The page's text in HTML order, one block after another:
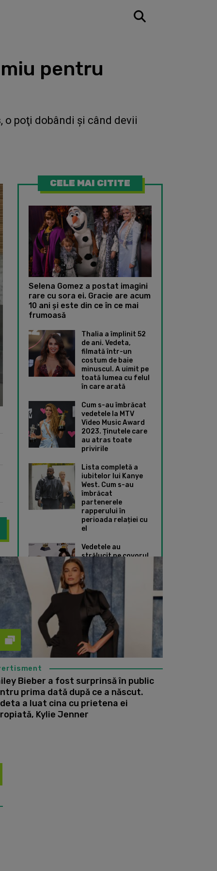
pentru
o poţi dobândi şi când devii
CELE MAI CITITE
Selena Gomez a postat imagini
rare cu sora ei. Gracie are acum
10 ani și este din ce în ce mai
frumoasă
Thalia a împlinit 52
de ani. Vedeta,
filmată într-un
costum de baie
minuscul. A uimit pe
toată lumea cu felul
în care arată
Cum s-au îmbrăcat
vedetele la MTV
Video Music Award
2023. Ținutele care
au atras toate
privirile
Lista completă a
iubitelor lui Kanye
West. Cum s-au
îmbrăcat
partenerele
rapperului în
perioada relației cu
el
Vedetele au
strălucit pe covorul
roșu de la Premiile
Grammy 2024. Ce
ținute speciale au
ales Taylor Swift și
Dua Lipa
„Diddy” Combs și Kim Porter au respins informațiile
Bieber a fost surprinsă în public
prima dată după ce a născut.
a luat cina cu prietena ei
Kylie Jenner